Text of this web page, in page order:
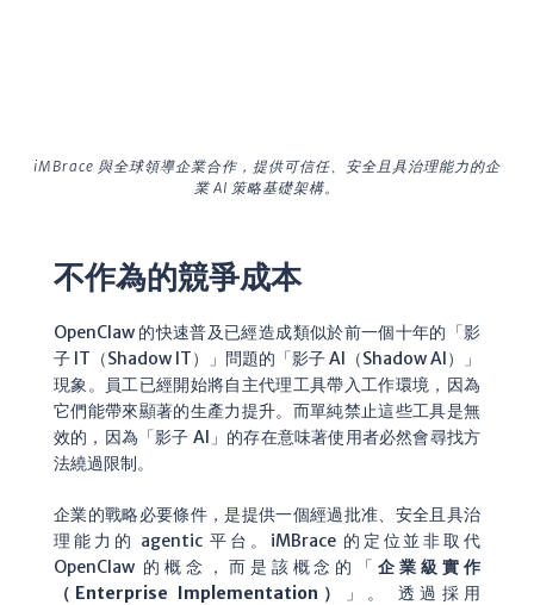
iMBrace 與全球領導企業合作，提供可信任、安全且具治理能力的企
業 AI 策略基礎架構。
不作為的競爭成本
OpenClaw 的快速普及已經造成類似於前一個十年的「影
子 IT（Shadow IT）」問題的「影子 AI（Shadow AI）」
現象。員工已經開始將自主代理工具帶入工作環境，因為
它們能帶來顯著的生產力提升。而單純禁止這些工具是無
效的，因為「影子 AI」的存在意味著使用者必然會尋找方
法繞過限制。
企業的戰略必要條件，是提供一個經過批准、安全且具治
理能力的 agentic 平台。iMBrace 的定位並非取代
OpenClaw 的概念，而是該概念的「企業級實作
（Enterprise Implementation）
」。
透過採用